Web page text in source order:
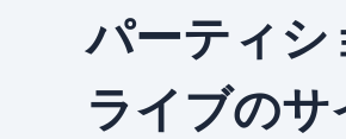
パーティシ
ライブの